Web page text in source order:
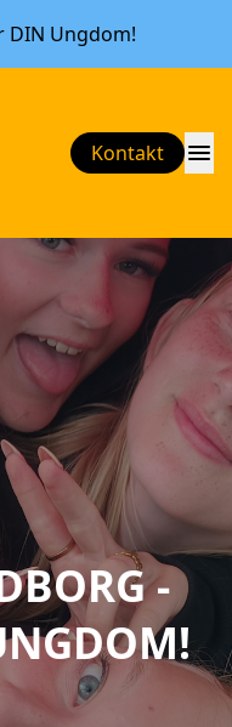
DIN Ungdom!
Kontakt menu
-